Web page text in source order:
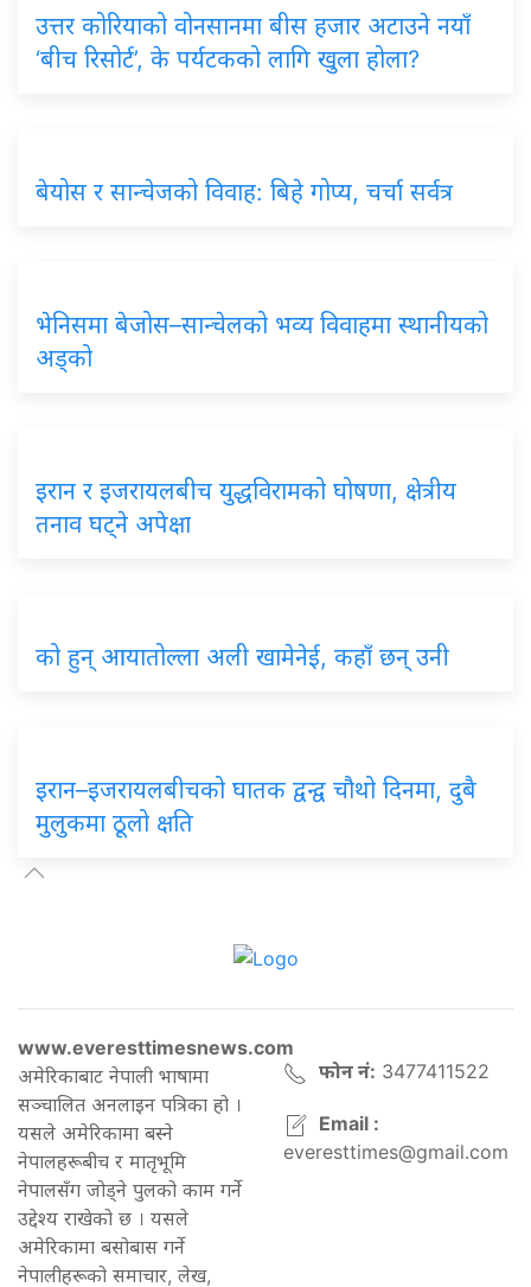
उत्तर कोरियाको वोनसानमा बीस हजार अटाउने नयाँ
‘बीच रिसोर्ट’, के पर्यटकको लागि खुला होला?
बेयोस र सान्चेजको विवाह: बिहे गोप्य, चर्चा सर्वत्र
भेनिसमा बेजोस–सान्चेलको भव्य विवाहमा स्थानीयको
अड्को
इरान र इजरायलबीच युद्धविरामको घोषणा, क्षेत्रीय
तनाव घट्ने अपेक्षा
को हुन् आयातोल्ला अली खामेनेई, कहाँ छन् उनी
इरान–इजरायलबीचको घातक द्वन्द्व चौथो दिनमा, दुबै
मुलुकमा ठूलो क्षति
www.everesttimesnews.com
अमेरिकाबाट नेपाली भाषामा
सञ्चालित अनलाइन पत्रिका हो ।
यसले अमेरिकामा बस्ने
नेपालहरूबीच र मातृभूमि
नेपालसँग जोड्ने पुलको काम गर्ने
उद्देश्य राखेको छ । यसले
अमेरिकामा बसोबास गर्ने
नेपालीहरूको समाचार, लेख,
फोन नं: 3477411522
Email :
everesttimes@gmail.com